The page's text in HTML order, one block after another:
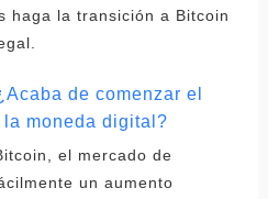
haga la transición a Bitcoin
de comenzar el
moneda digital?
el mercado de
un aumento